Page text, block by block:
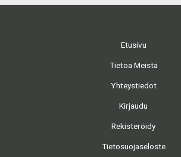
Etusivu
Tietoa Meistä
Yhteystiedot
Kirjaudu
Rekisteröidy
Tietosuojaseloste